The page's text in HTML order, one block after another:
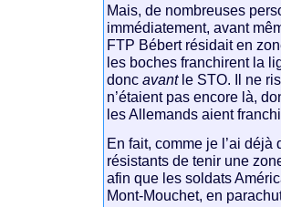
Mais, de nombreuses
immédiatement, avant
FTP Bébert résidait en
les boches franchirent la
doncavantle STO. Il ne
n’étaient pas encore là,
les Allemands aient
En fait, comme je l’ai déjà
résistants de tenir une
afin que les soldats
Mont-Mouchet, en